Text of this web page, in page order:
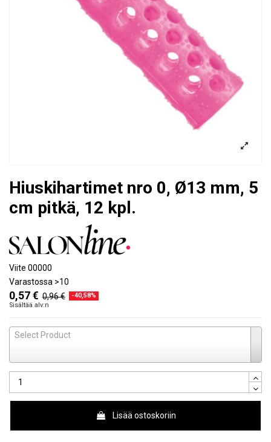
Hiuskihartimet nro 0, Ø13 mm, 5
cm pitkä, 12 kpl.
Viite 00000
Varastossa >10
0,57 € 0,96 €
-40,58%
Sisältää alv:n
Select Product
Lisää ostoskoriin